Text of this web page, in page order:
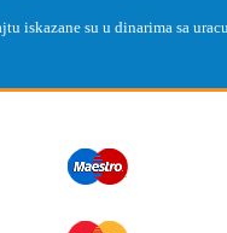
iskazane su u dinarima sa